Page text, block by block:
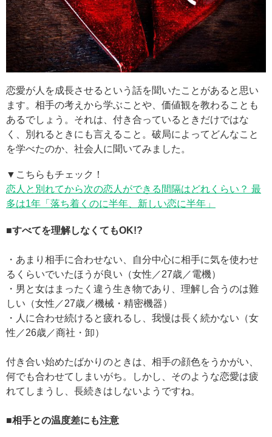
恋愛が人を成長させるという話を聞いたことがあると思い
ます。相手の考えから学ぶことや、価値観を教わることも
あるでしょう。それは、付き合っているときだけではな
く、別れるときにも言えること。破局によってどんなこと
を学べたのか、社会人に聞いてみました。
▼こちらもチェック！
恋人と別れてから次の恋人ができる間隔はどれくらい？ 最
多は1年「落ち着くのに半年、新しい恋に半年」
■すべてを理解しなくてもOK!?
・あまり相手に合わせない、自分中心に相手に気を使わせ
るくらいでいたほうが良い（女性／27歳／電機）
・男と女はまったく違う生き物であり、理解し合うのは難
しい（女性／27歳／機械・精密機器）
・人に合わせ続けると疲れるし、我慢は長く続かない（女
性／26歳／商社・卸）
付き合い始めたばかりのときは、相手の顔色をうかがい、
何でも合わせてしまいがち。しかし、そのような恋愛は疲
れてしまうし、長続きはしないようですね。
■相手との温度差にも注意